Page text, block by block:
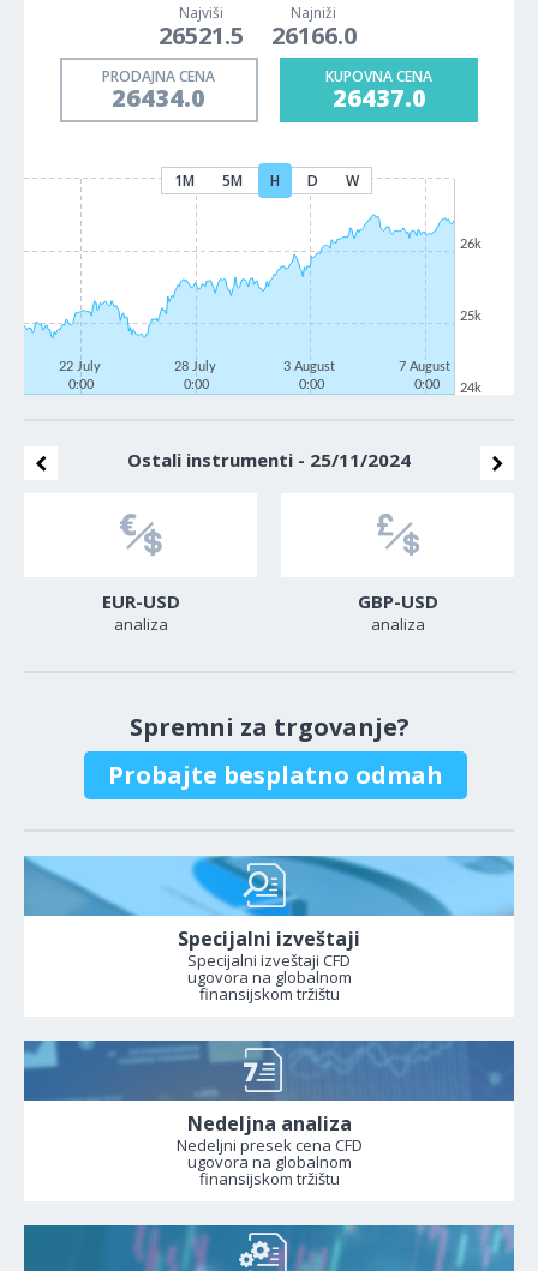
Najviši
26521.5
Najniži
26166.0
PRODAJNA CENA
26434.0
KUPOVNA CENA
26437.0
1M 5M H D W
22 July
0:00
28 July
0:00
3 August
0:00
7 August
0:00
24k
25k
26k
Ostali instrumenti - 25/11/2024
EUR-USD
analiza
GBP-USD
analiza
Spremni za trgovanje?
Probajte besplatno odmah
Specijalni izveštaji
Specijalni izveštaji CFD
ugovora na globalnom
finansijskom tržištu
Nedeljna analiza
Nedeljni presek cena CFD
ugovora na globalnom
finansijskom tržištu